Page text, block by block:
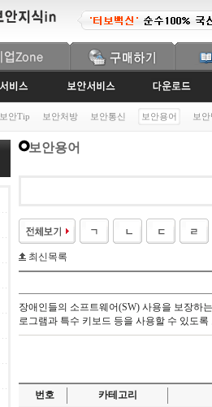
보안Tip 보안처방 보안통신 보안용어 보
보안용어
최신목록
장애인들의 소프트웨어(SW) 사용을 보장하
로그램과 특수 키보드 등을 사용할 수 있도
번호
카테고리